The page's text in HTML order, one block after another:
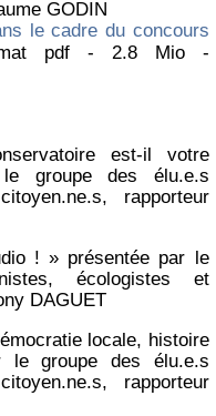
GODIN
le cadre du concours
pdf - 2.8 Mio -
est-il votre
groupe des élu.e.s
rapporteur
! » présentée par le
écologistes et
DAGUET
locale, histoire
le groupe des élu.e.s
rapporteur